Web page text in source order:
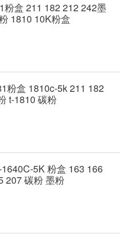
粉盒 211 182 212 242墨
1810 10K粉盒
粉盒 1810c-5k 211 182
t-1810 碳粉
5K 粉盒 163 166
207 碳粉 墨粉